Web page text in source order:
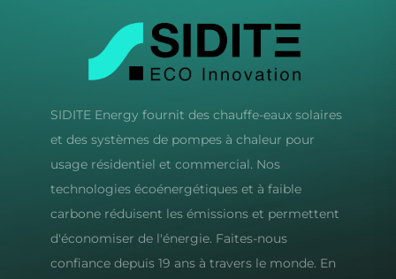
SIDITE Energy fournit des chauffe-eaux solaires
et des systèmes de pompes à chaleur pour
usage résidentiel et commercial. Nos
technologies écoénergétiques et à faible
carbone réduisent les émissions et permettent
d'économiser de l'énergie. Faites-nous
confiance depuis 19 ans à travers le monde. En